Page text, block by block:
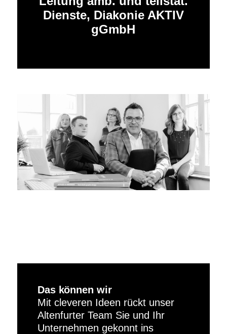
Dienste, Diakonie AKTIV
gGmbH
Das können wir
Mit cleveren Ideen rückt unser
Altenfurter Team Sie und Ihr
Unternehmen gekonnt ins